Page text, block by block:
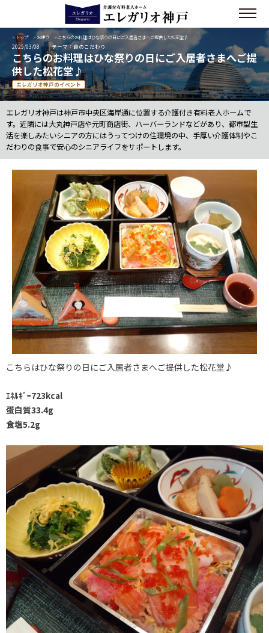
>トップ >お便り > こちらのお料理はひな祭りの日にご入居者さまへご提供した松花堂♪
2025/03/08 テーマ：食のこだわり
こちらのお料理はひな祭りの日にご入居者さまへご提
供した松花堂♪
エレガリオ神戸のイベント
エレガリオ神戸は神戸市中央区海岸通に位置する介護付き有料老人ホームで
す。近隣には大丸神戸店や元町商店街、ハーバーランドなどがあり、都市型生
活を楽しみたいシニアの方にはうってつけの住環境の中、手厚い介護体制やこ
だわりの食事で安心のシニアライフをサポートします。
こちらはひな祭りの日にご入居者さまへご提供した松花堂♪
ｴﾈﾙｷﾞｰ723kcal
蛋白質33.4g
食塩5.2g